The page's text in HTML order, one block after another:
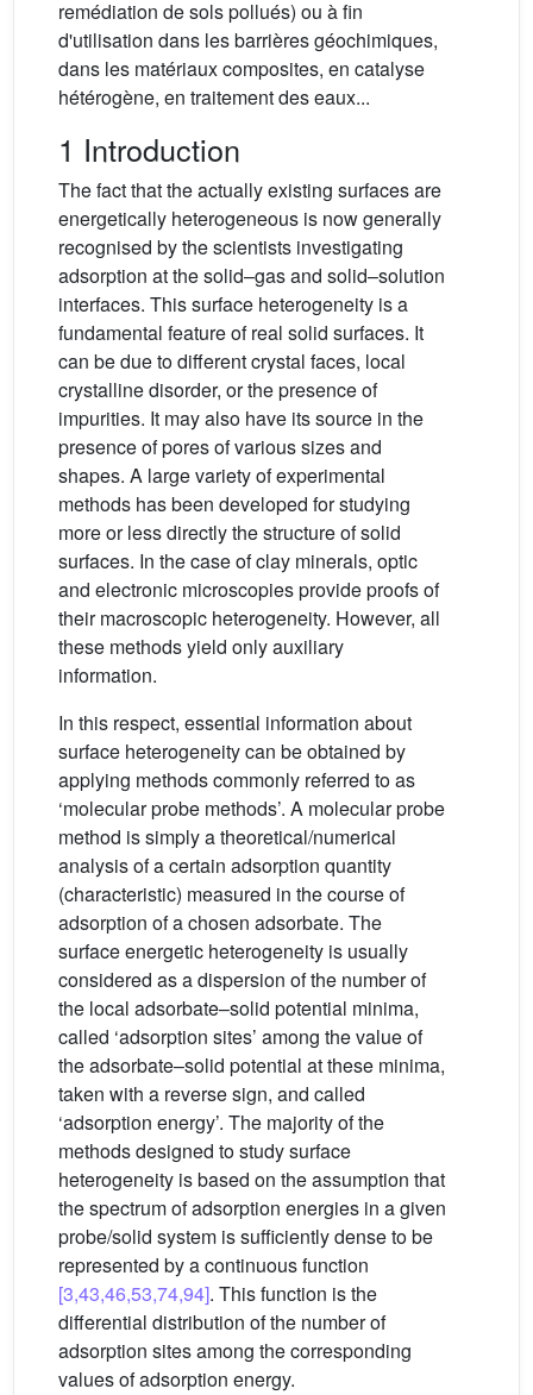
remédiation de sols pollués) ou à fin
d'utilisation dans les barrières géochimiques,
dans les matériaux composites, en catalyse
hétérogène, en traitement des eaux...
1 Introduction
The fact that the actually existing surfaces are
energetically heterogeneous is now generally
recognised by the scientists investigating
adsorption at the solid–gas and solid–solution
interfaces. This surface heterogeneity is a
fundamental feature of real solid surfaces. It
can be due to different crystal faces, local
crystalline disorder, or the presence of
impurities. It may also have its source in the
presence of pores of various sizes and
shapes. A large variety of experimental
methods has been developed for studying
more or less directly the structure of solid
surfaces. In the case of clay minerals, optic
and electronic microscopies provide proofs of
their macroscopic heterogeneity. However, all
these methods yield only auxiliary
information.
In this respect, essential information about
surface heterogeneity can be obtained by
applying methods commonly referred to as
‘molecular probe methods’. A molecular probe
method is simply a theoretical/numerical
analysis of a certain adsorption quantity
(characteristic) measured in the course of
adsorption of a chosen adsorbate. The
surface energetic heterogeneity is usually
considered as a dispersion of the number of
the local adsorbate–solid potential minima,
called ‘adsorption sites’ among the value of
the adsorbate–solid potential at these minima,
taken with a reverse sign, and called
‘adsorption energy’. The majority of the
methods designed to study surface
heterogeneity is based on the assumption that
the spectrum of adsorption energies in a given
probe/solid system is sufficiently dense to be
represented by a continuous function
[3,43,46,53,74,94]. This function is the
differential distribution of the number of
adsorption sites among the corresponding
values of adsorption energy.